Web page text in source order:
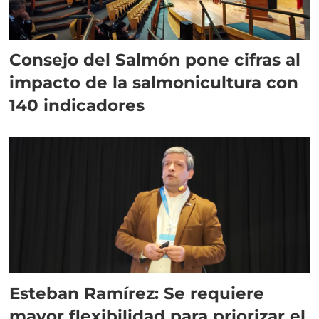
Consejo del Salmón pone cifras al
impacto de la salmonicultura con
140 indicadores
Esteban Ramírez: Se requiere